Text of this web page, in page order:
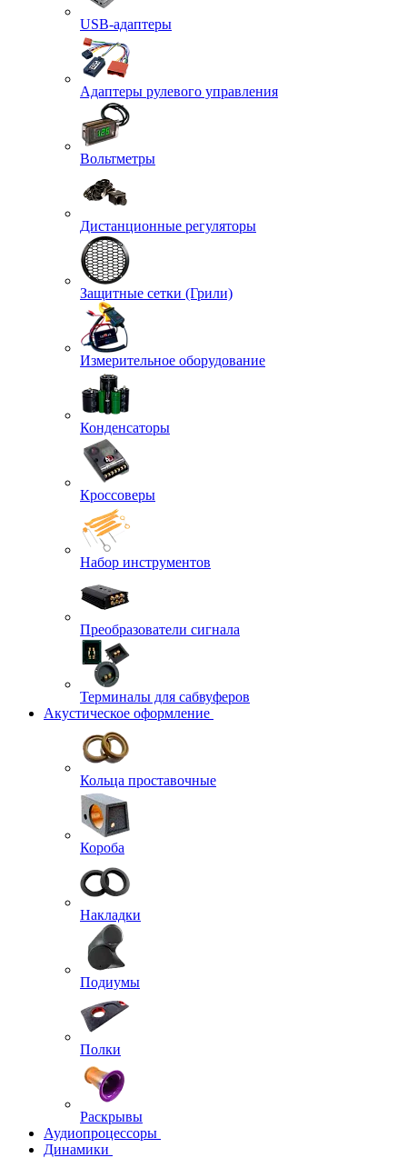
USB-адаптеры
Адаптеры рулевого управления
Вольтметры
Дистанционные регуляторы
Защитные сетки (Грили)
Измерительное оборудование
Конденсаторы
Кроссоверы
Набор инструментов
Преобразователи сигнала
Терминалы для сабвуферов
Акустическое оформление
Кольца проставочные
Короба
Накладки
Подиумы
Полки
Раскрывы
Аудиопроцессоры
Динамики